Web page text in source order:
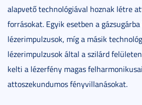
alapvető technológiával hoznak létre
forrásokat. Egyik esetben a
lézerimpulzusok, míg a másik
lézerimpulzusok által a szilárd
kelti a lézerfény magas
attoszekundumos fényvillanásokat.